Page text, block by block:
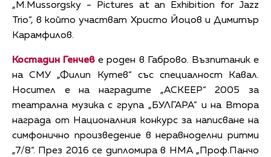
„M.Mussorgsky - Pictures at an Exhibition for Jazz
Trio“, в който участват Христо Йоцов и Димитър
Карамфилов.
Костадин Генчев е роден в Габрово. Възпитаник е
на СМУ „Филип Кутев“ със специалност Кавал.
Носител е на наградите „АСКЕЕР“ 2005 за
театрална музика с група „БУЛГАРА” и на Втора
награда от Националния конкурс за написване на
симфонично произведение в неравноделни ритми
„7/8“. През 2016 се дипломира в НМА „Проф.Панчо